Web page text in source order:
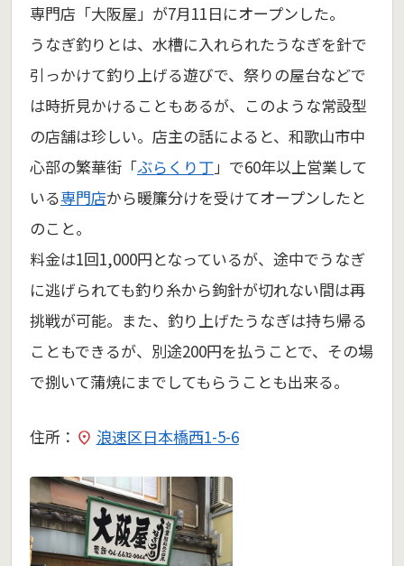
専門店「大阪屋」が7月11日にオープンした。
うなぎ釣りとは、水槽に入れられたうなぎを針で
引っかけて釣り上げる遊びで、祭りの屋台などで
は時折見かけることもあるが、このような常設型
の店舗は珍しい。店主の話によると、和歌山市中
心部の繁華街「ぶらくり丁」で60年以上営業して
いる専門店から暖簾分けを受けてオープンしたと
のこと。
料金は1回1,000円となっているが、途中でうなぎ
に逃げられても釣り糸から鉤針が切れない間は再
挑戦が可能。また、釣り上げたうなぎは持ち帰る
こともできるが、別途200円を払うことで、その場
で捌いて蒲焼にまでしてもらうことも出来る。
住所： 浪速区日本橋西1-5-6